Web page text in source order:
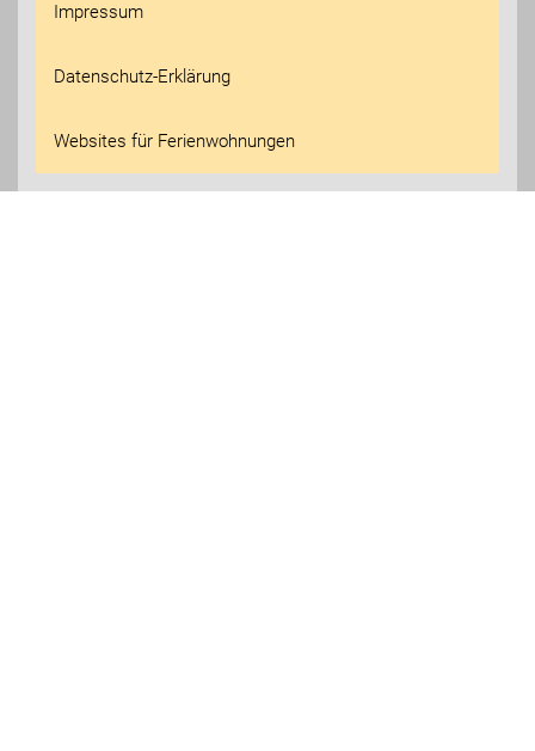
Impressum
Datenschutz-Erklärung
Websites für Ferienwohnungen